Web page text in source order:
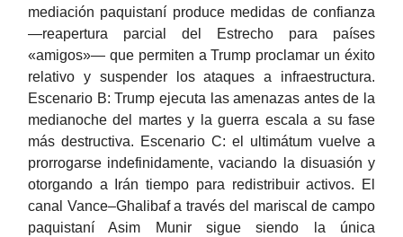
mediación paquistaní produce medidas de confianza
—reapertura parcial del Estrecho para países
«amigos»— que permiten a Trump proclamar un éxito
relativo y suspender los ataques a infraestructura.
Escenario B: Trump ejecuta las amenazas antes de la
medianoche del martes y la guerra escala a su fase
más destructiva. Escenario C: el ultimátum vuelve a
prorrogarse indefinidamente, vaciando la disuasión y
otorgando a Irán tiempo para redistribuir activos. El
canal Vance–Ghalibaf a través del mariscal de campo
paquistaní Asim Munir sigue siendo la única